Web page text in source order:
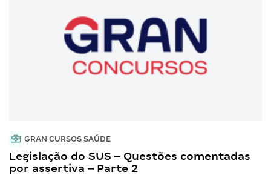
GRAN CURSOS SAÚDE
Legislação do SUS – Questões comentadas
por assertiva – Parte 2